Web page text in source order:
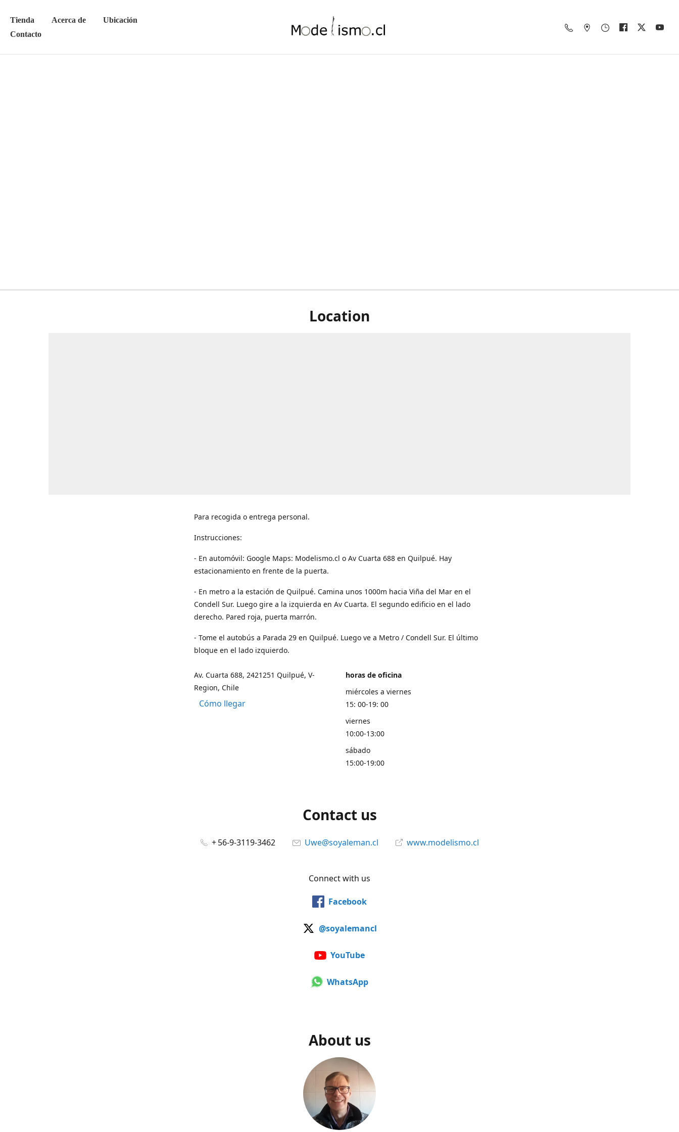
Tienda Acerca de
Ubicación
Contacto
Location
Para recogida o entrega personal.
Instrucciones:
- En automóvil: Google Maps: Modelismo.cl o Av Cuarta 688 en Quilpué. Hay
estacionamiento en frente de la puerta.
- En metro a la estación de Quilpué. Camina unos 1000m hacia Viña del Mar en el
Condell Sur. Luego gire a la izquierda en Av Cuarta. El segundo edificio en el lado
derecho. Pared roja, puerta marrón.
- Tome el autobús a Parada 29 en Quilpué. Luego ve a Metro / Condell Sur. El último
bloque en el lado izquierdo.
Av. Cuarta 688, 2421251 Quilpué, V-
Region, Chile
Cómo llegar
horas de oficina
miércoles a viernes
15: 00-19: 00
viernes
10:00-13:00
sábado
15:00-19:00
Contact us
+ 56-9-3119-3462 Uwe@soyaleman.cl www.modelismo.cl
Connect with us
Facebook
@soyalemancl
YouTube
WhatsApp
About us